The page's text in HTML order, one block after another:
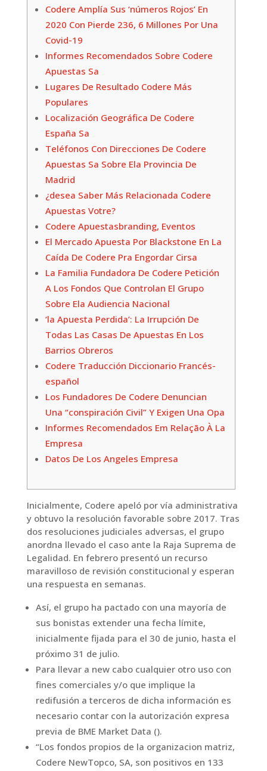
Codere Amplía Sus ‘números Rojos’ En
2020 Con Pierde 236, 6 Millones Por Una
Covid-19
Informes Recomendados Sobre Codere
Apuestas Sa
Lugares De Resultado Codere Más
Populares
Localización Geográfica De Codere
España Sa
Teléfonos Con Direcciones De Codere
Apuestas Sa Sobre Ela Provincia De
Madrid
¿desea Saber Más Relacionada Codere
Apuestas Votre?
Codere Apuestasbranding, Eventos
El Mercado Apuesta Por Blackstone En La
Caída De Codere Pra Engordar Cirsa
La Familia Fundadora De Codere Petición
A Los Fondos Que Controlan El Grupo
Sobre Ela Audiencia Nacional
‘la Apuesta Perdida’: La Irrupción De
Todas Las Casas De Apuestas En Los
Barrios Obreros
Codere Traducción Diccionario Francés-
español
Los Fundadores De Codere Denuncian
Una “conspiración Civil” Y Exigen Una Opa
Informes Recomendados Em Relação À La
Empresa
Datos De Los Angeles Empresa
Inicialmente, Codere apeló por vía administrativa
y obtuvo la resolución favorable sobre 2017. Tras
dos resoluciones judiciales adversas, el grupo
anordna llevado el caso ante la Raja Suprema de
Legalidad. En febrero presentó un recurso
maravilloso de revisión constitucional y esperan
una respuesta en semanas.
Así, el grupo ha pactado con una mayoría de
sus bonistas extender una fecha límite,
inicialmente fijada para el 30 de junio, hasta el
próximo 31 de julio.
Para llevar a new cabo cualquier otro uso con
fines comerciales y/o que implique la
redifusión a terceros de dicha información es
necesario contar con la autorización expresa
previa de BME Market Data ().
“Los fondos propios de la organizacion matriz,
Codere NewTopco, SA, son positivos en 133